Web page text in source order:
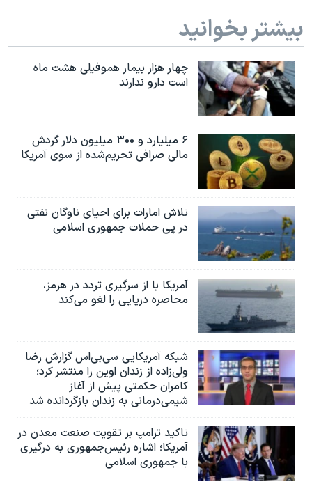
بیشتر بخوانید
چهار هزار بیمار هموفیلی هشت ماه
است دارو ندارند
۶ میلیارد و ۳۰۰ میلیون دلار گردش
مالی صرافی تحریم‌شده از سوی آمریکا
تلاش امارات برای احیای ناوگان نفتی
در پی حملات جمهوری اسلامی
آمریکا با از سرگیری تردد در هرمز،
محاصره دریایی را لغو می‌کند
شبکه آمریکایی سی‌بی‌‌اس گزارش رضا
ولی‌زاده از زندان اوین را منتشر کرد؛
کامران حکمتی پیش از آغاز
شیمی‌درمانی به زندان بازگردانده شد
تاکید ترامپ بر تقویت صنعت معدن در
آمریکا؛ اشاره رئیس‌جمهوری به درگیری
با جمهوری اسلامی